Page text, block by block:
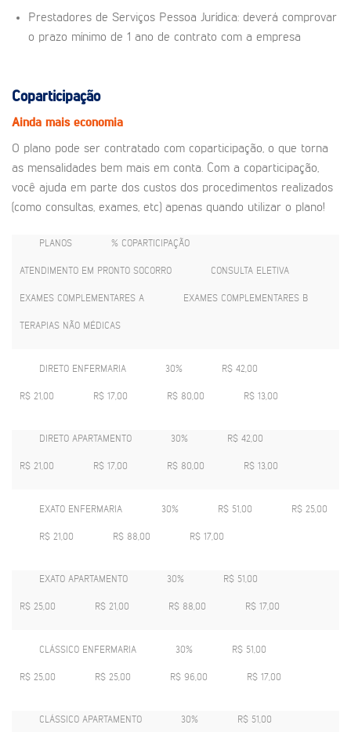
Prestadores de Serviços Pessoa Jurídica: deverá comprovar
o prazo mínimo de 1 ano de contrato com a empresa
Coparticipação
Ainda mais economia
O plano pode ser contratado com coparticipação, o que torna
as mensalidades bem mais em conta. Com a coparticipação,
você ajuda em parte dos custos dos procedimentos realizados
(como consultas, exames, etc) apenas quando utilizar o plano!
PLANOS % COPARTICIPAÇÃO
ATENDIMENTO EM PRONTO SOCORRO CONSULTA ELETIVA
EXAMES COMPLEMENTARES A EXAMES COMPLEMENTARES B
TERAPIAS NÃO MÉDICAS
DIRETO ENFERMARIA 30% R$ 42,00
R$ 21,00 R$ 17,00 R$ 80,00 R$ 13,00
DIRETO APARTAMENTO 30% R$ 42,00
R$ 21,00 R$ 17,00 R$ 80,00 R$ 13,00
EXATO ENFERMARIA 30% R$ 51,00 R$ 25,00
R$ 21,00 R$ 88,00 R$ 17,00
EXATO APARTAMENTO 30% R$ 51,00
R$ 25,00 R$ 21,00 R$ 88,00 R$ 17,00
CLÁSSICO ENFERMARIA 30% R$ 51,00
R$ 25,00 R$ 25,00 R$ 96,00 R$ 17,00
CLÁSSICO APARTAMENTO 30% R$ 51,00